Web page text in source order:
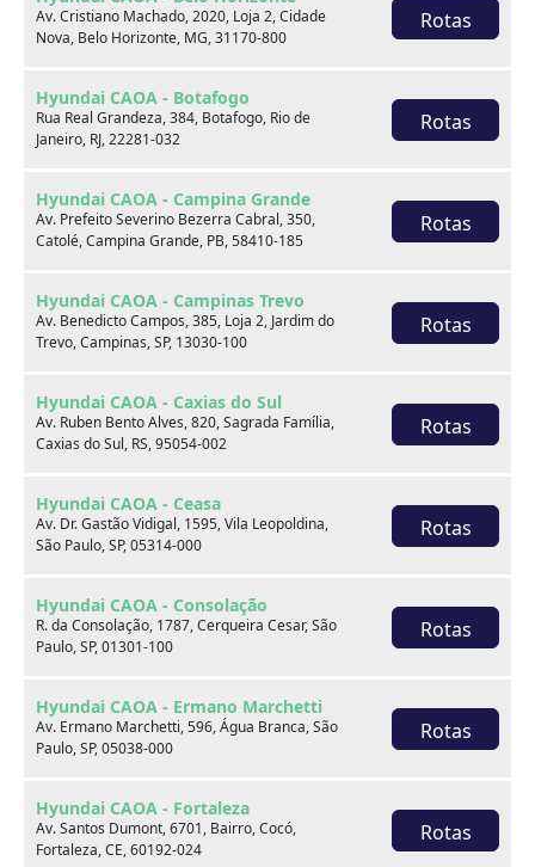
Av. Cristiano Machado, 2020, Loja 2, Cidade
Nova, Belo Horizonte, MG, 31170-800
Rotas
Hyundai CAOA - Botafogo
Rua Real Grandeza, 384, Botafogo, Rio de
Janeiro, RJ, 22281-032
Rotas
Hyundai CAOA - Campina Grande
Av. Prefeito Severino Bezerra Cabral, 350,
Catolé, Campina Grande, PB, 58410-185
Rotas
Hyundai CAOA - Campinas Trevo
Av. Benedicto Campos, 385, Loja 2, Jardim do
Trevo, Campinas, SP, 13030-100
Rotas
Hyundai CAOA - Caxias do Sul
Av. Ruben Bento Alves, 820, Sagrada Família,
Caxias do Sul, RS, 95054-002
Rotas
Hyundai CAOA - Ceasa
Av. Dr. Gastão Vidigal, 1595, Vila Leopoldina,
São Paulo, SP, 05314-000
Rotas
Hyundai CAOA - Consolação
R. da Consolação, 1787, Cerqueira Cesar, São
Paulo, SP, 01301-100
Rotas
Hyundai CAOA - Ermano Marchetti
Av. Ermano Marchetti, 596, Água Branca, São
Paulo, SP, 05038-000
Rotas
Hyundai CAOA - Fortaleza
Av. Santos Dumont, 6701, Bairro, Cocó,
Fortaleza, CE, 60192-024
Rotas
Consórcio
CAOA Changan | A21 - Tatuapé
CAOA Changan | A21 - Tatuapé
Rua Serra do Japi, 1275 Tatuapé, São Paulo, SP, 03309-
001